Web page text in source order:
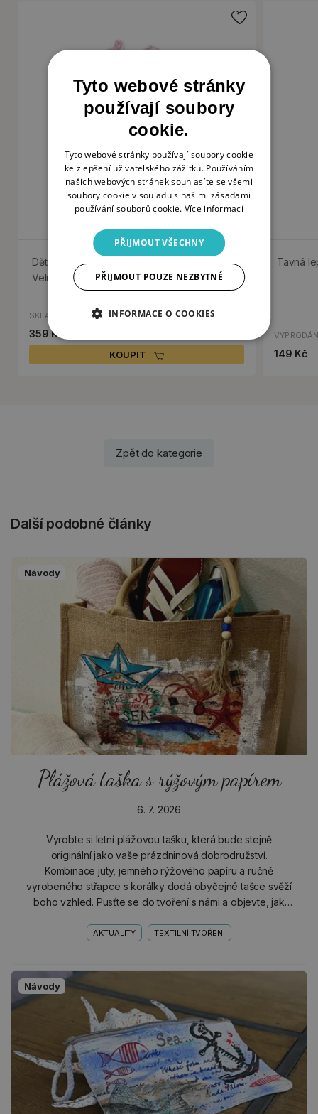
Dětská razítka Stampo Minos, 43 ks - Jaro a
Velikonoce
SKLADEM
359 Kč
KOUPIT
Tavná
149 Kč
Zpět do kategorie
Další podobné články
Návody
Plážová taška s rýžovým papírem
6. 7. 2026
Vyrobte si letní plážovou tašku, která bude stejně
originální jako vaše prázdninová dobrodružství.
Kombinace juty, jemného rýžového papíru a ručně
vyrobeného střapce s korálky dodá obyčejné tašce svěží
boho vzhled. Pusťte se do tvoření s námi a objevte, jak
celé…
AKTUALITY TEXTILNÍ TVOŘENÍ
Návody
Tyto webové stránky
používají soubory
cookie.
Tyto webové stránky používají soubory cookie
ke zlepšení uživatelského zážitku. Používáním
našich webových stránek souhlasíte se všemi
soubory cookie v souladu s našimi zásadami
používání souborů cookie. Více informací
PŘIJMOUT VŠECHNY
PŘIJMOUT POUZE NEZBYTNÉ
INFORMACE O COOKIES